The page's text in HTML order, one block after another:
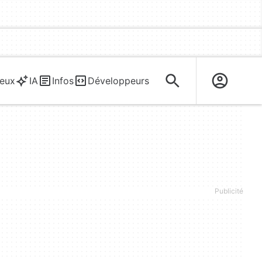
IA Infos Développeurs